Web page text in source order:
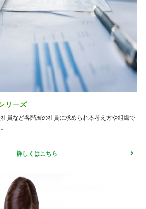
リーズ
員など各階層の社員に求められる考え方や組織で
詳しくはこちら